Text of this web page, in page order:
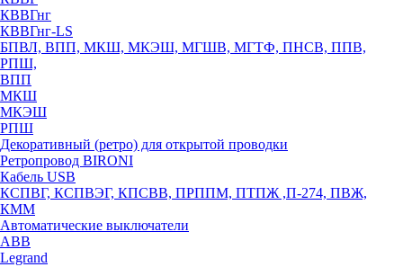
КВВГнг
КВВГнг-LS
БПВЛ, ВПП, МКШ, МКЭШ, МГШВ, МГТФ, ПНСВ, ППВ,
РПШ,
ВПП
МКШ
МКЭШ
РПШ
Декоративный (ретро) для открытой проводки
Ретропровод BIRONI
Кабель USB
КСПВГ, КСПВЭГ, КПСВВ, ПРППМ, ПТПЖ ,П-274, ПВЖ,
КММ
Автоматические выключатели
ABB
Legrand